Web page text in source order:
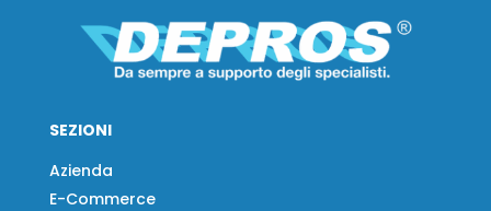
SEZIONI
Azienda
E-Commerce